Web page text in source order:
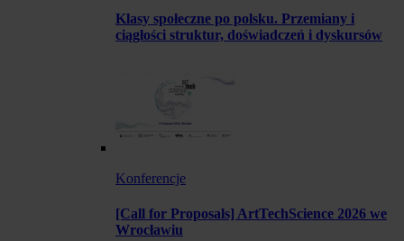
Klasy społeczne po polsku. Przemiany i
ciągłości struktur, doświadczeń i dyskursów
Konferencje
[Call for Proposals] ArtTechScience 2026 we
Wrocławiu